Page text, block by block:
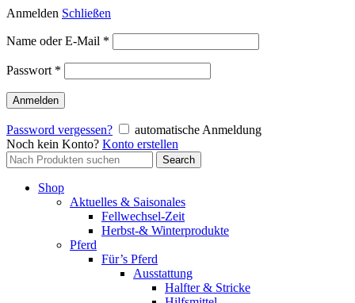
Anmelden Schließen
Name oder E-Mail *
Passwort *
Anmelden
Password vergessen?
automatische Anmeldung
Noch kein Konto? Konto erstellen
Search
for:
Search
Shop
Aktuelles & Saisonales
Fellwechsel-Zeit
Herbst-& Winterprodukte
Pferd
Für’s Pferd
Ausstattung
Halfter & Stricke